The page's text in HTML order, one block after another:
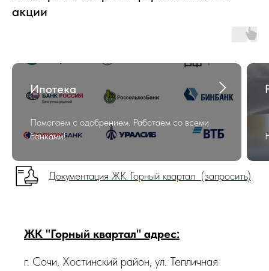
акции
Ипотека
Помогаем с одобрением. Работаем со всеми
банками!
Документация ЖК Горный квартал (запросить)
ЖК "Горный квартал" адрес:
г. Сочи, Хостинский район, ул. Тепличная